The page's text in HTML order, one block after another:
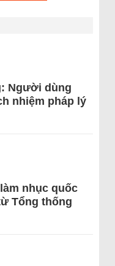
Người dùng
nhiệm pháp lý
nhục quốc
Tổng thống